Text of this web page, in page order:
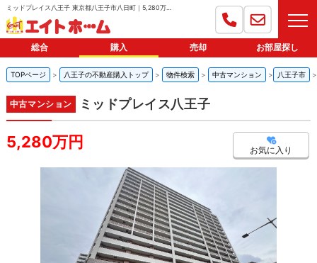
ミッドプレイス八王子 東京都八王子市八日町｜5,280万円の中古マンション｜分譲住宅や新築物件｜エイトホーム
総合 購入 売却 お部屋探し
TOPページ 八王子の不動産購入トップ 物件検索 中古マンション 八王子市
中古マンション ミッドプレイス八王子
5,280万円 お気に入り